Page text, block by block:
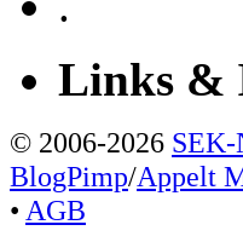
Links &
© 2006-2026 SEK-
BlogPimp/Appelt
• AGB